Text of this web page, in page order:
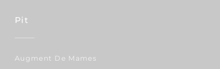
Pit
Augment De Mames